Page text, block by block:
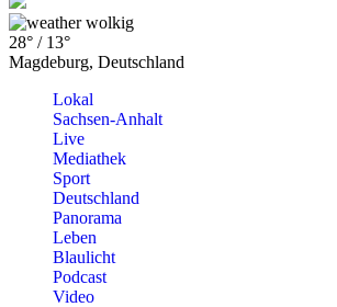
wolkig
28° / 13°
Magdeburg, Deutschland
Lokal
Sachsen-Anhalt
Live
Mediathek
Sport
Deutschland
Panorama
Leben
Blaulicht
Podcast
Video